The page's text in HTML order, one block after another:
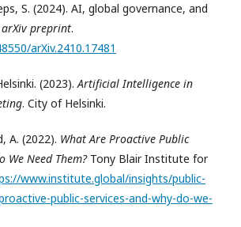
S. (2024). AI, global governance, and
arXiv preprint.
arXiv.2410.17481
(2023).Artificial Intelligence in
. City of Helsinki.
A. (2022). What Are Proactive Public
We Need Them?Tony Blair Institute for
www.institute.global/insights/public-
public-services-and-why-do-we-